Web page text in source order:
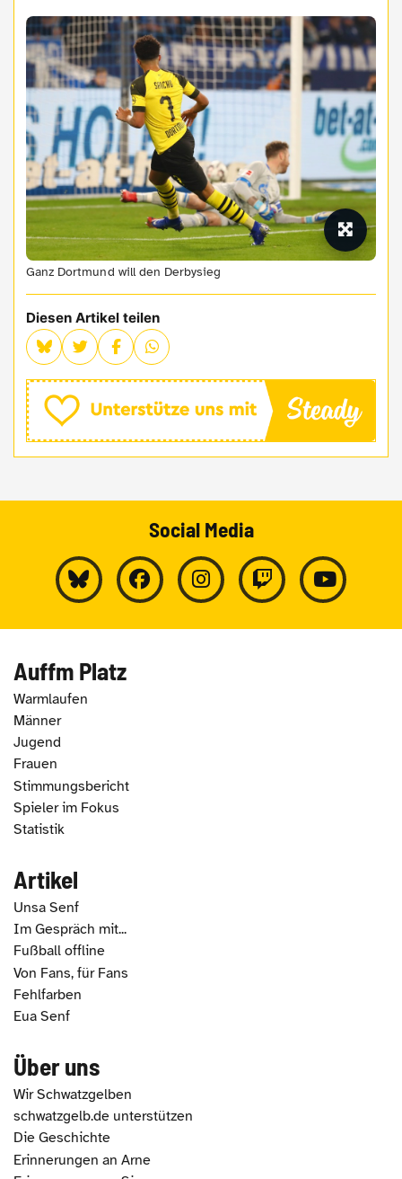
Ganz Dortmund will den Derbysieg
Diesen Artikel teilen
Social Media
Auffm Platz
Warmlaufen
Männer
Jugend
Frauen
Stimmungsbericht
Spieler im Fokus
Statistik
Artikel
Unsa Senf
Im Gespräch mit...
Fußball offline
Von Fans, für Fans
Fehlfarben
Eua Senf
Über uns
Wir Schwatzgelben
schwatzgelb.de unterstützen
Die Geschichte
Erinnerungen an Arne